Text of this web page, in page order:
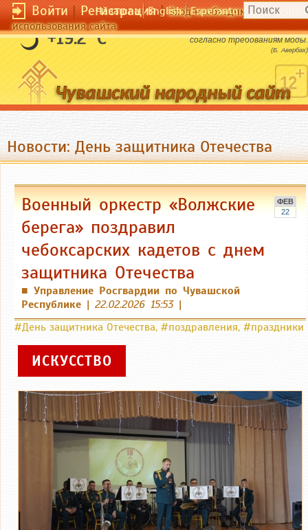
Войти|Регистрация|Вход необходим для
использования сайта
Чӑвашла English Esperanto
+19.2 °C
Есть люди, даже мысли свои облачающие
согласно требованиям моды.
(Б. Авербах)
Новости: День защитника Отечества
ФЕВ
22
Военный оркестр «Волжские
берега» поздравил
чебоксарских кадетов с днем
защитника Отечества
■ Управление Росгвардии по Чувашской
Республике | 22.02.2026 15:53|
#День защитника Отечества, #поздравления, #праздники
ИСКУССТВО